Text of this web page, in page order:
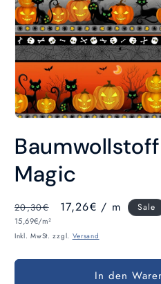
in
Modal
öffnen
Magic
Normaler
Preis
20,30€ Verkaufspreis
17,26€ / m
Grundpreis
15,69€/m²
Sale
Inkl. MwSt. zzgl. Versand
In den